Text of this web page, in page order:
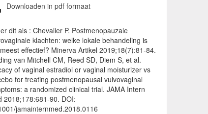
Downloaden in pdf formaat
dit als : Chevalier P. Postmenopauzale
klachten: welke lokale behandeling is
effectief? Minerva Artikel 2019;18(7):81-84.
van Mitchell CM, Reed SD, Diem S, et al.
of vaginal estradiol or vaginal moisturizer vs
for treating postmenopausal vulvovaginal
a randomized clinical trial. JAMA Intern
2018;178:681-90. DOI:
jamainternmed.2018.0116